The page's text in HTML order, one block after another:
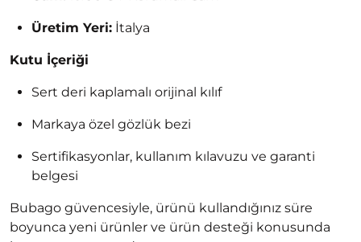
Üretim Yeri: İtalya
Kutu İçeriği
Sert deri kaplamalı orijinal kılıf
Markaya özel gözlük bezi
Sertifikasyonlar, kullanım kılavuzu ve garanti
belgesi
Bubago güvencesiyle, ürünü kullandığınız süre
boyunca yeni ürünler ve ürün desteği konusunda